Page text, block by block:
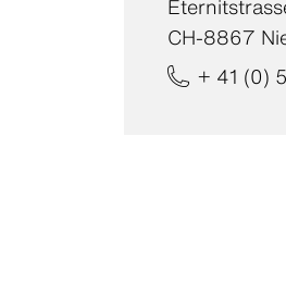
CH-8867
+ 41 (0)